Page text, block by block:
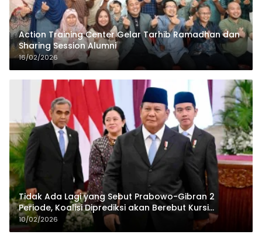
Action Training Center Gelar Tarhib Ramadhan dan
Sharing Session Alumni
16/02/2026
Tidak Ada Lagi yang Sebut Prabowo-Gibran 2
Periode, Koalisi Diprediksi akan Berebut Kursi
Cawapres di 2029
10/02/2026